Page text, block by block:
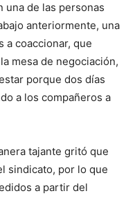
una de las personas
anteriormente, una
a coaccionar, que
mesa de negociación,
porque dos días
a los compañeros a
tajante gritó que
sindicato, por lo que
a partir del